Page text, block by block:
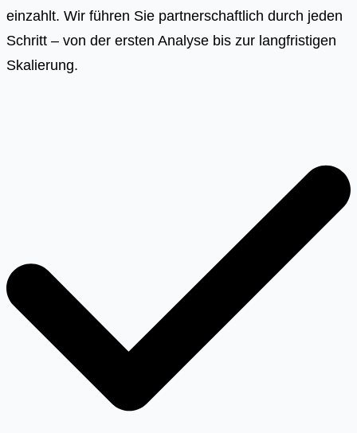
einzahlt. Wir führen Sie partnerschaftlich durch jeden
Schritt – von der ersten Analyse bis zur langfristigen
Skalierung.